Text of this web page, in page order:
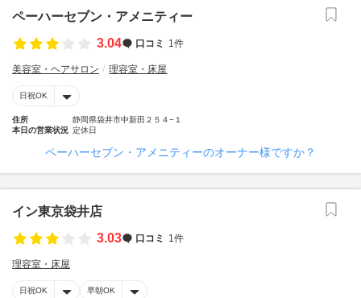
ペーハーセブン・アメニティー
3.04
口コミ 1件
美容室・ヘアサロン 理容室・床屋
日祝OK
住所
静岡県袋井市中新田２５４−１
本日の営業状況 定休日
ペーハーセブン・アメニティーのオーナー様ですか？
イン東京袋井店
3.03
口コミ 1件
理容室・床屋
日祝OK 早朝OK